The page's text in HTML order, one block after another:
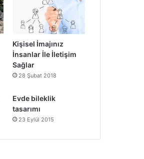
Kişisel İmajınız
İnsanlar İle İletişim
Sağlar
28 Şubat 2018
Evde bileklik
tasarımı
23 Eylül 2015